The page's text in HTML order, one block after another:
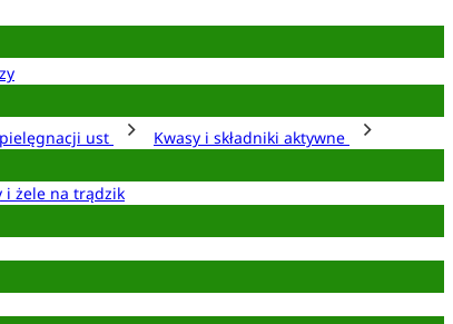
ust
Kwasy i składniki aktywne
i żele na trądzik